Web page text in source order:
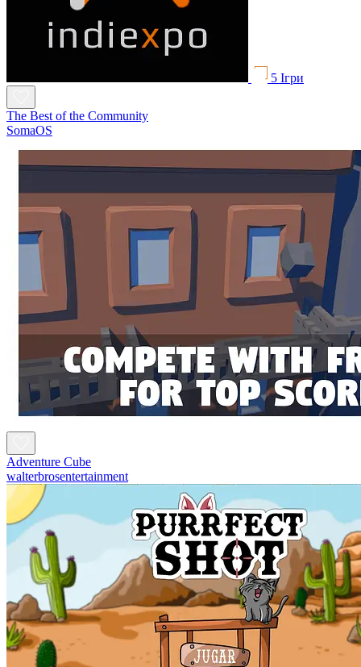
5 Ігри
The Best of the Community
SomaOS
Adventure Cube
walterbrosentertainment